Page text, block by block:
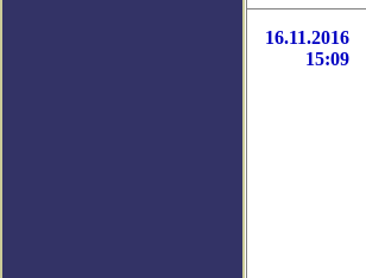
16.11.2016
15:09